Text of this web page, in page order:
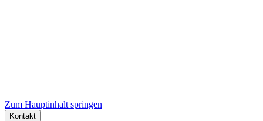
Zum Hauptinhalt springen
Kontakt